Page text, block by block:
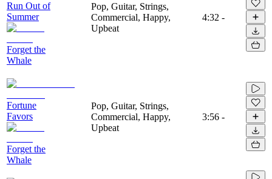
Run Out of
Summer
Forget the
Whale
Pop, Guitar, Strings,
Commercial, Happy,
Upbeat
4:32 -
Fortune
Favors
Forget the
Whale
Pop, Guitar, Strings,
Commercial, Happy,
Upbeat
3:56 -